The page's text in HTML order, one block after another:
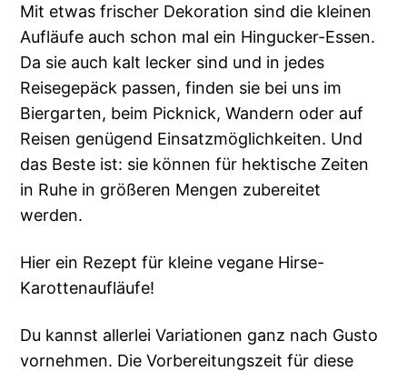
Mit etwas frischer Dekoration sind die kleinen
Aufläufe auch schon mal ein Hingucker-Essen.
Da sie auch kalt lecker sind und in jedes
Reisegepäck passen, finden sie bei uns im
Biergarten, beim Picknick, Wandern oder auf
Reisen genügend Einsatzmöglichkeiten. Und
das Beste ist: sie können für hektische Zeiten
in Ruhe in größeren Mengen zubereitet
werden.
Hier ein Rezept für kleine vegane Hirse-
Karottenaufläufe!
Du kannst allerlei Variationen ganz nach Gusto
vornehmen. Die Vorbereitungszeit für diese